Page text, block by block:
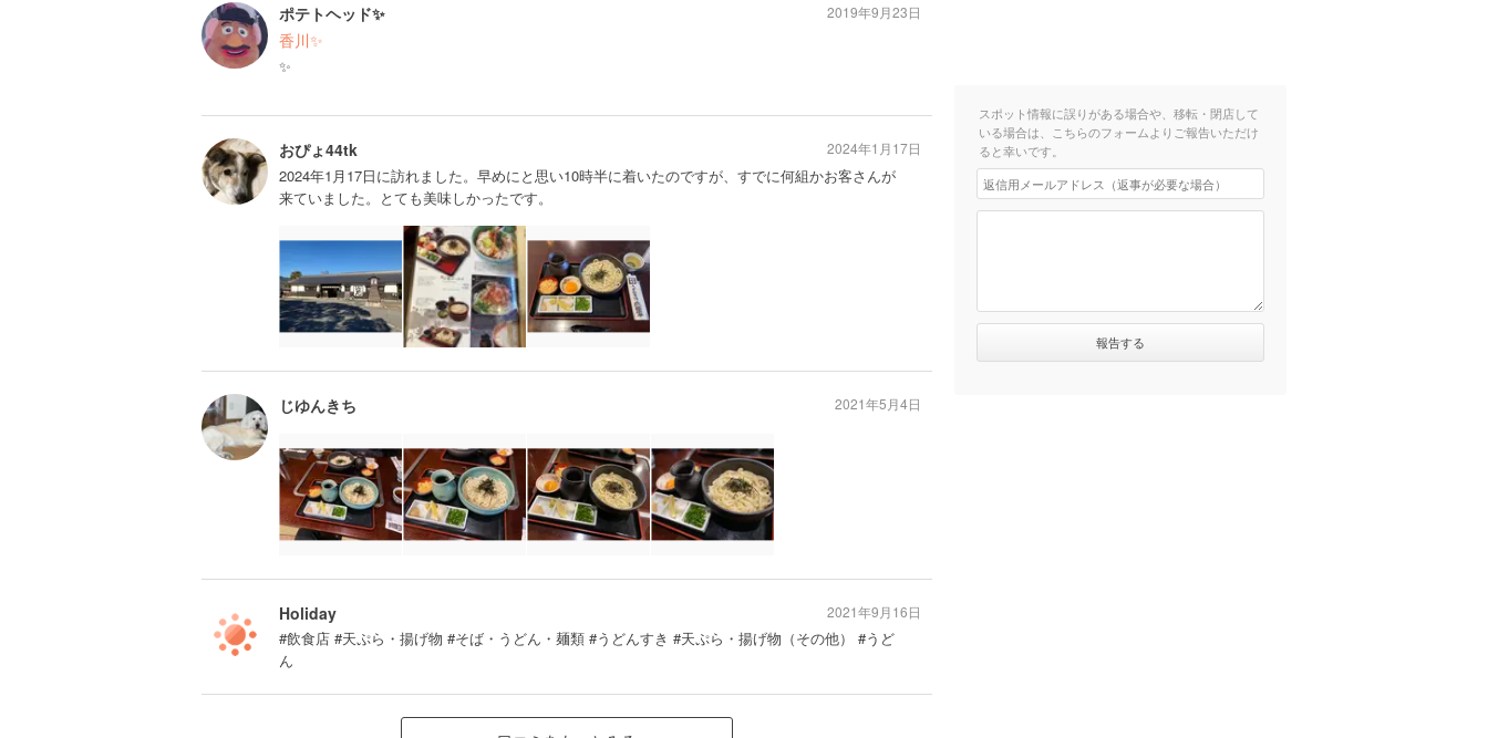
ポテトヘッド✨
香川✨
✨
2019年9月23日
おぴょ44tk
2024年1月17日に訪れました。早めにと思い10時半に着いたのですが、すでに何組かお客さんが
来ていました。とても美味しかったです。
2024年1月17日
じゆんきち 2021年5月4日
Holiday
#飲食店 #天ぷら・揚げ物 #そば・うどん・麺類 #うどんすき #天ぷら・揚げ物（その他） #うど
ん
2021年9月16日
スポット情報に誤りがある場合や、移転・閉店して
いる場合は、こちらのフォームよりご報告いただけ
ると幸いです。